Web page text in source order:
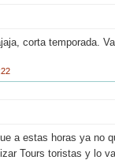
corta temporada.
a estas horas ya no
Tours toristas y lo